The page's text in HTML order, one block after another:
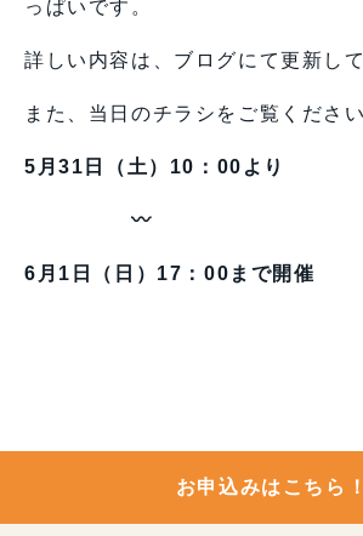
っぱいです。
詳しい内容は、ブログにて更新し
また、当日のチラシをご覧ください
5月31日（土）10：00より
〰
6月1日（日）17：00まで開催
お申込みはこちら！